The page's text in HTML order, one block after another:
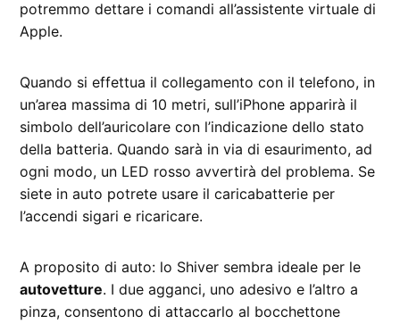
potremmo dettare i comandi all’assistente virtuale di
Apple.
Quando si effettua il collegamento con il telefono, in
un’area massima di 10 metri, sull’iPhone apparirà il
simbolo dell’auricolare con l’indicazione dello stato
della batteria. Quando sarà in via di esaurimento, ad
ogni modo, un LED rosso avvertirà del problema. Se
siete in auto potrete usare il caricabatterie per
l’accendi sigari e ricaricare.
A proposito di auto: lo Shiver sembra ideale per le
autovetture. I due agganci, uno adesivo e l’altro a
pinza, consentono di attaccarlo al bocchettone